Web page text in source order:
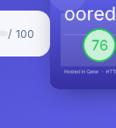
/ 100